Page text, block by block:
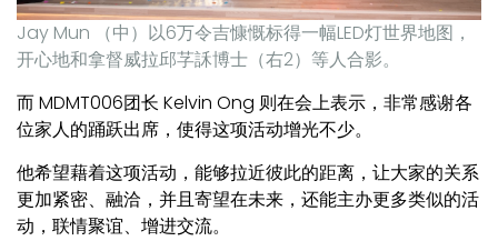
Jay Mun （中）以6万令吉慷慨标得一幅LED灯世界地图，
开心地和拿督威拉邱芓訸博士（右2）等人合影。
而 MDMT006团长 Kelvin Ong 则在会上表示，非常感谢各
位家人的踊跃出席，使得这项活动增光不少。
他希望藉着这项活动，能够拉近彼此的距离，让大家的关系
更加紧密、融洽，并且寄望在未来，还能主办更多类似的活
动，联情聚谊、增进交流。